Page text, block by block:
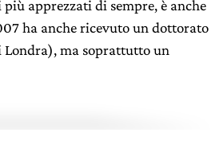
apprezzati di sempre, è anche
ha anche ricevuto un dottorato
Londra), ma soprattutto un